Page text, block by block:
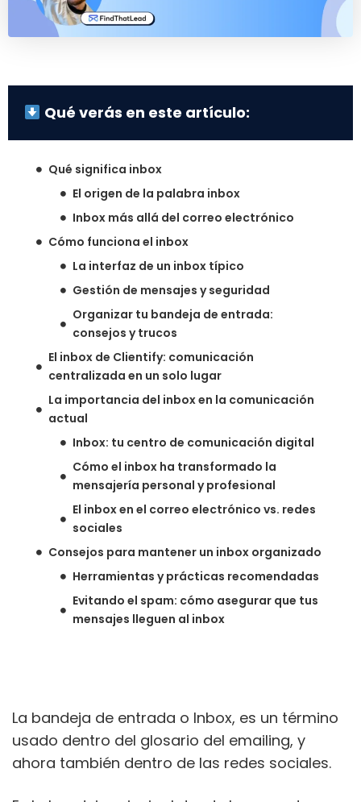
Qué verás en este artículo:
Qué significa inbox
El origen de la palabra inbox
Inbox más allá del correo electrónico
Cómo funciona el inbox
La interfaz de un inbox típico
Gestión de mensajes y seguridad
Organizar tu bandeja de entrada:
consejos y trucos
El inbox de Clientify: comunicación
centralizada en un solo lugar
La importancia del inbox en la comunicación
actual
Inbox: tu centro de comunicación digital
Cómo el inbox ha transformado la
mensajería personal y profesional
El inbox en el correo electrónico vs. redes
sociales
Consejos para mantener un inbox organizado
Herramientas y prácticas recomendadas
Evitando el spam: cómo asegurar que tus
mensajes lleguen al inbox
La bandeja de entrada o Inbox, es un término
usado dentro del glosario del emailing, y
ahora también dentro de las redes sociales.